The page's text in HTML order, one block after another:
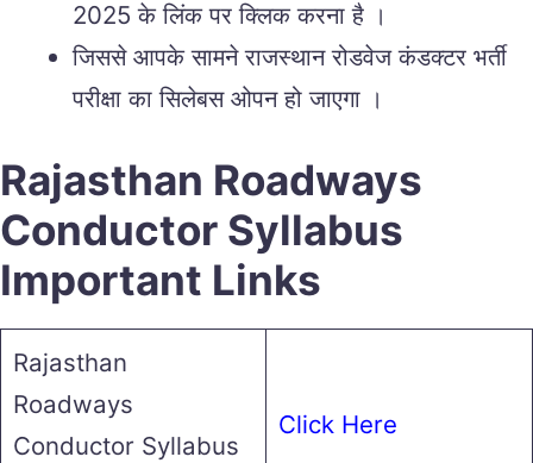
2025 के लिंक पर क्लिक करना है ।
जिससे आपके सामने राजस्थान रोडवेज कंडक्टर भर्ती
परीक्षा का सिलेबस ओपन हो जाएगा ।
Rajasthan Roadways
Conductor Syllabus
Important Links
Rajasthan
Roadways
Conductor Syllabus
Click Here